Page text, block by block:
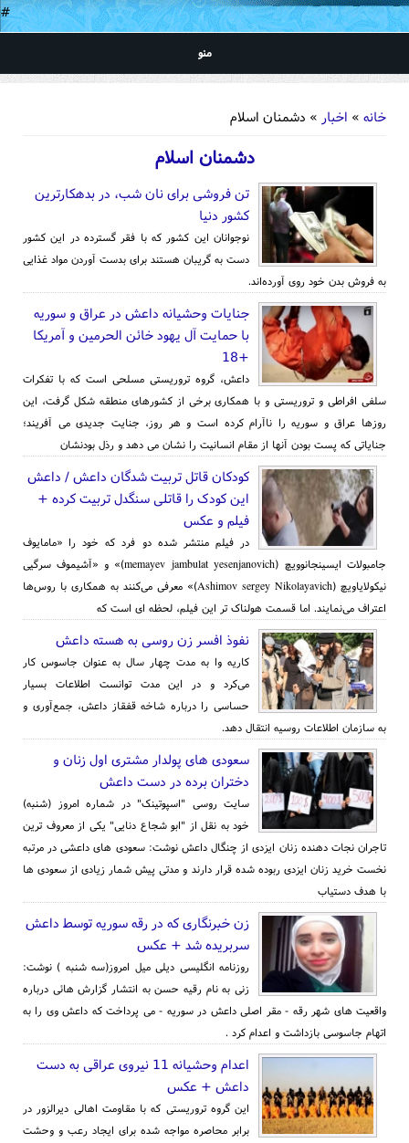
#
منو
خانه » اخبار » دشمنان اسلام
دشمنان اسلام
تن فروشی برای نان شب، در بدهکارترین
کشور دنیا
نوجوانان این کشور که با فقر گسترده در این کشور
دست به گریبان هستند برای بدست‌ آوردن مواد غذایی
به فروش بدن خود روی آورده‌اند.
جنایات وحشیانه داعش در عراق و سوریه
با حمایت آل یهود خائن الحرمین و آمریکا
+18
داعش، گروه تروریستی مسلحی است که با تفکرات
سلفی افراطی و تروریستی و با همکاری برخی از کشورهای منطقه شکل گرفت، این
روزها عراق و سوریه را ناآرام کرده است و هر روز، جنایت جدیدی می آفریند؛
جنایاتی که پست بودن آنها از مقام انسانیت را نشان می دهد و رذل بودنشان
کودکان قاتل تربیت شدگان داعش / داعش
این کودک را قاتلی سنگدل تربیت کرده +
فیلم و عکس
در فیلم منتشر شده دو فرد که خود را «مامایوف
جامبولات ایسینجانوویچ (memayev jambulat yesenjanovich)» و «آشیموف سرگیی
نیکولایاویچ (Ashimov sergey Nikolayavich)» معرفی می‌کنند به همکاری با روس‌ها
اعتراف می‌نمایند. اما قسمت هولناک تر این فیلم، لحظه ای است که
نفوذ افسر زن روسی به هسته داعش
کاریه وا به مدت چهار سال به عنوان جاسوس کار
می‌کرد و در این مدت توانست اطلاعات بسیار
حساسی را درباره شاخه قفقاز داعش، جمع‌آوری و
به سازمان اطلاعات روسیه انتقال دهد.
سعودی های پولدار مشتری اول زنان و
دختران برده در دست داعش
سایت روسی "اسپوتینک" در شماره امروز (شنبه)
خود به نقل از "ابو شجاع دنایی" یکی از معروف ترین
تاجران نجات دهنده زنان ایزدی از چنگال داعش نوشت: سعودی های داعشی در مرتبه
نخست خرید زنان ایزدی ربوده شده قرار دارند و مدتی پیش شمار زیادی از سعودی ها
با هدف دستیاب
زن خبرنگاری که در رقه سوریه توسط داعش
سربریده شد + عکس
روزنامه انگلیسی دیلی میل امروز(سه شنبه ) نوشت:
زنی به نام رقیه حسن به انتشار گزارش هائی درباره
واقعیت های شهر رقه - مقر اصلی داعش در سوریه - می پرداخت که داعش وی را به
اتهام جاسوسی بازداشت و اعدام کرد .
اعدام وحشیانه 11 نیروی عراقی به دست
داعش + عکس
این گروه تروریستی که با مقاومت اهالی دیرالزور در
برابر محاصره مواجه شده برای ایجاد رعب و وحشت